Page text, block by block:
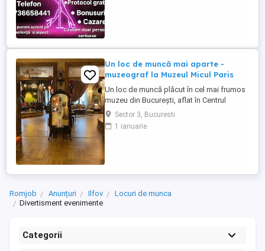
Un loc de muncă mai aparte -
muzeograf la Muzeul Micul Paris
Un loc de muncă plăcut în cel mai frumos
muzeu din București, aflat în Centrul
Istoric. Jobul presupune primirea
vizitatorilor, limba engleză, realizarea unei
prezentări care se învață, vocabular bogat,
Sector 3, Bucuresti
1 ianuarie
Romjob Anunțuri Ilfov
Locuri de munca
Divertisment evenimente
Categorii